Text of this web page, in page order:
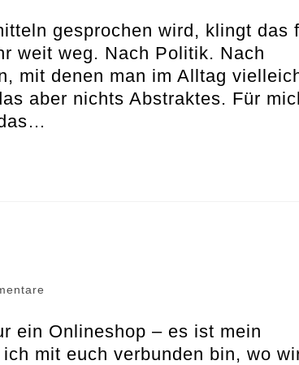
gesprochen wird, klingt das
weit weg. Nach Politik. Nach
mit denen man im Alltag
aber nichts Abstraktes. Für
ein Onlineshop – es ist mein
mit euch verbunden bin, wo